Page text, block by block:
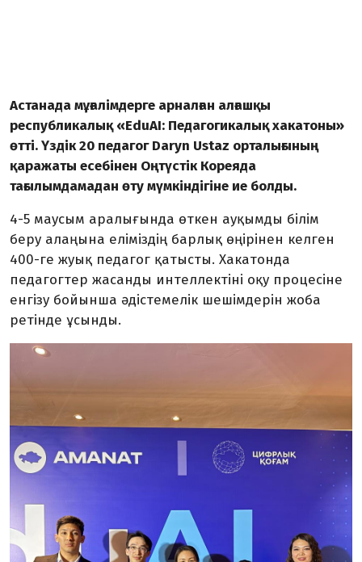
Астанада мұғалімдерге арналған алғашқы
республикалық «EduAI: Педагогикалық хакатоны»
өтті. Үздік 20 педагог Daryn Ustaz орталығының
қаражаты есебінен Оңтүстік Кореяда
тағылымдамадан өту мүмкіндігіне ие болды.
4-5 маусым аралығында өткен ауқымды білім
беру алаңына еліміздің барлық өңірінен келген
400-ге жуық педагог қатысты. Хакатонда
педагогтер жасанды интеллектіні оқу процесіне
енгізу бойынша әдістемелік шешімдерін жоба
ретінде ұсынды.